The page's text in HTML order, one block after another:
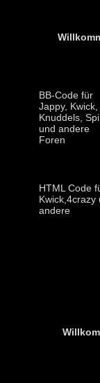
BB-Code für
Jappy, Kwick,
Knuddels,
und andere
Foren
HTML Code
Kwick,4crazy
andere